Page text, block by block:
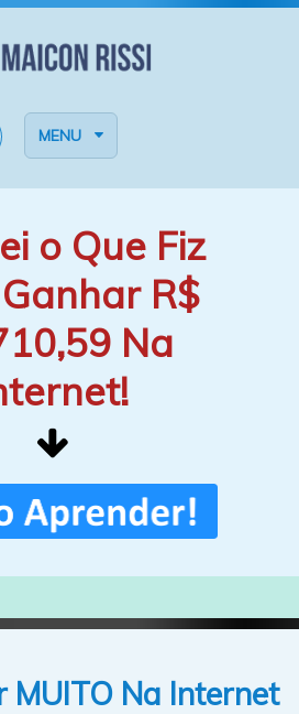
MENU
o Que Fiz
R$
Na
MUITO Na Internet